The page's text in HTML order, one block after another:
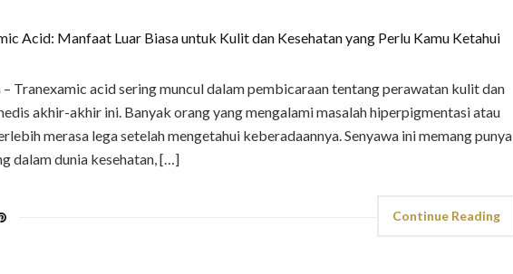
Tranexamic acid sering muncul dalam pembicaraan tentang perawatan kulit dan
akhir-akhir ini. Banyak orang yang mengalami masalah hiperpigmentasi atau
merasa lega setelah mengetahui keberadaannya. Senyawa ini memang punya
dalam dunia kesehatan, […]
Continue Reading